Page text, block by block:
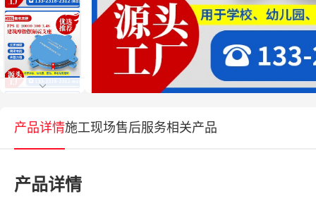
产品详情施工现场售后服务相关产品
产品详情